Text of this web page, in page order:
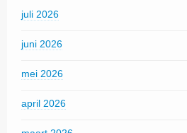
juli 2026
juni 2026
mei 2026
april 2026